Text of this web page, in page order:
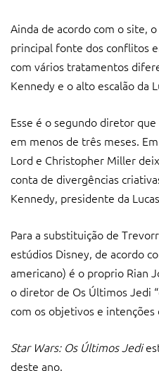
Ainda de acordo com o site,
principal fonte dos conflitos
com vários tratamentos
Kennedy e o alto escalão da
Esse é o segundo diretor
em menos de três meses.
Lord e Christopher Miller
conta de divergências
Kennedy, presidente da
Para a substituição de
estúdios Disney, de acordo
americano) é o proprio Rian
o diretor de Os Últimos Jedi
com os objetivos e intenções
Star Wars: Os Últimos Jedi
deste ano.